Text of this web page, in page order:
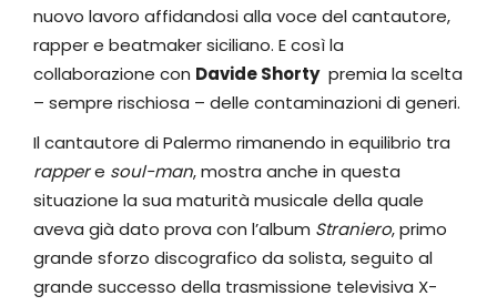
nuovo lavoro affidandosi alla voce del cantautore,
rapper e beatmaker siciliano. E così la
collaborazione con Davide Shortypremia la scelta
– sempre rischiosa – delle contaminazioni di generi.
Il cantautore di Palermo rimanendo in equilibrio tra
rappere soul-man, mostra anche in questa
situazione la sua maturità musicale della quale
aveva già dato prova con l’album Straniero, primo
grande sforzo discografico da solista, seguito al
grande successo della trasmissione televisiva X-